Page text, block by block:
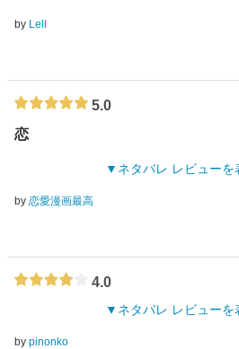
by Lell
5.0
恋
ネタバレ レビューを
by 恋愛漫画最高
4.0
ネタバレ レビューを
by pinonko